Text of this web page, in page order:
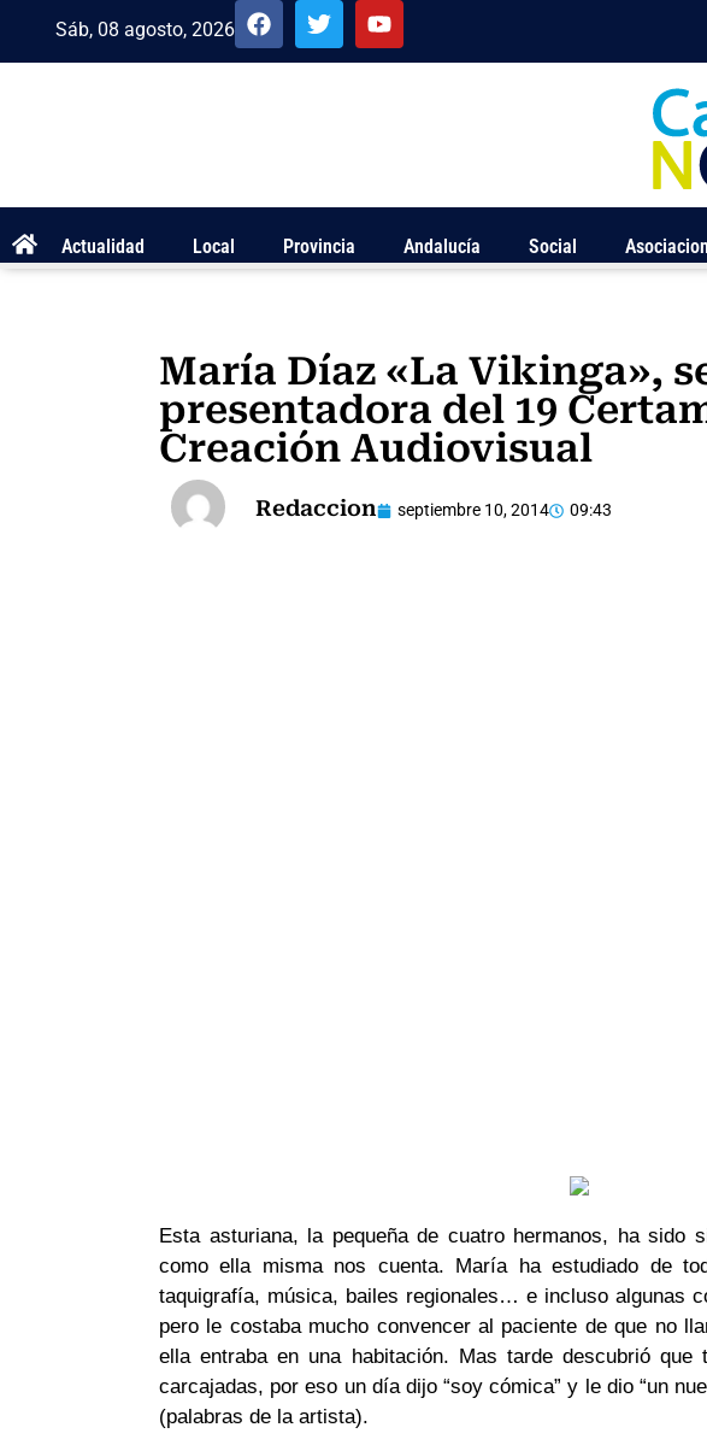
Sáb, 08 agosto, 2026
Actualidad Local Provincia Andalucía Social
María Díaz «La Vikinga»,
presentadora del 19
Creación Audiovisual
Redaccion septiembre 10, 2014 09:43
Esta asturiana, la pequeña de cuatro hermanos, ha sido
como ella misma nos cuenta. María ha estudiado de
taquigrafía, música, bailes regionales… e incluso algunas
pero le costaba mucho convencer al paciente de que no
ella entraba en una habitación. Mas tarde descubrió
carcajadas, por eso un día dijo “soy cómica” y le dio “un
(palabras de la artista).